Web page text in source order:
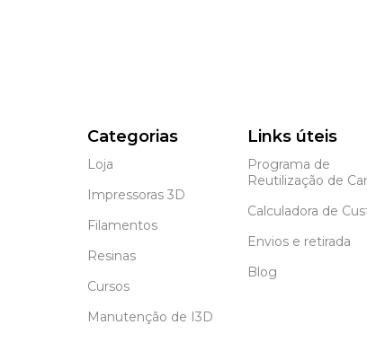
Categorias
Loja
Impressoras 3D
Filamentos
Resinas
Cursos
Manutenção de I3D
Links úteis
Programa de
Reutilização de
Calculadora de
Envios e retirada
Blog